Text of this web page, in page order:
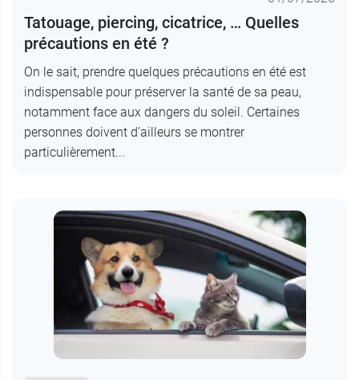
Tatouage, piercing, cicatrice, … Quelles
précautions en été ?
On le sait, prendre quelques précautions en été est
indispensable pour préserver la santé de sa peau,
notamment face aux dangers du soleil. Certaines
personnes doivent d’ailleurs se montrer
particulièrement...